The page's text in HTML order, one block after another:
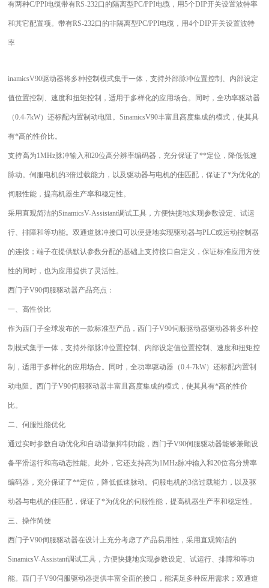
有两种C/PPI电缆带有RS-232口的隔离型PC/PPI电缆，用5个DIP开关设置波特率
和其它配置项。带有RS-232口的非隔离型PC/PPI电缆，用4个DIP开关设置波特
率
inamicsV90驱动器将多种控制模式集于一体，支持外部脉冲位置控制、内部设定
值位置控制、速度和扭矩控制，适用于多样化的应用场合。同时，全功率驱动器
（0.4-7kW）还标配内置制动电阻。SinamicsV90丰富且高度集成的模式，使其具
有*高的性价比。
支持高为1MHz脉冲输入和20位高分辨率编码器，充分保证了**定位，降低低速
脉动。伺服电机的3倍过载能力，以及驱动器与电机的佳匹配，保证了*为优化的
伺服性能，提高机器生产率和稳定性。
采用直观简洁的SinamicsV-Assistant调试工具，方便快捷地实现参数设定、试运
行、排障和等功能。双通道脉冲接口可以便捷地实现驱动器与PLC或运动控制器
的连接；端子在提供默认参数分配的基础上支持接口自定义，保证标准应用方便
性的同时，也为应用提供了灵活性。
西门子V90伺服驱动器产品亮点：
一、高性价比
作为西门子全球发布的一款标准型产品，西门子V90伺服驱动器驱动器将多种控
制模式集于一体，支持外部脉冲位置控制、内部设定值位置控制、速度和扭矩控
制，适用于多样化的应用场合。同时，全功率驱动器（0.4-7kW）还标配内置制
动电阻。西门子V90伺服驱动器丰富且高度集成的模式，使其具有*高的性价
比。
二、伺服性能优化
通过实时参数自动优化和自动谐振抑制功能，西门子V90伺服驱动器能够兼顾设
备平滑运行和高动态性能。此外，它还支持高为1MHz脉冲输入和20位高分辨率
编码器，充分保证了**定位，降低低速脉动。伺服电机的3倍过载能力，以及驱
动器与电机的佳匹配，保证了*为优化的伺服性能，提高机器生产率和稳定性。
三、操作简便
西门子V90伺服驱动器在设计上充分考虑了产品易用性，采用直观简洁的
SinamicsV-Assistant调试工具，方便快捷地实现参数设定、试运行、排障和等功
能。西门子V90伺服驱动器提供丰富全面的接口，能满足多种应用需求；双通道